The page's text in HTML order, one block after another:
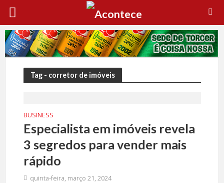
Tag - corretor de imóveis
BUSINESS
Especialista em imóveis revela
3 segredos para vender mais
rápido
quinta-feira, março 21, 2024